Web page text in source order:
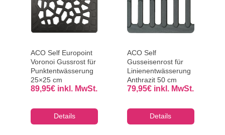
ACO Self Europoint
Voronoi Gussrost für
Punktentwässerung
25×25 cm
89,95€ inkl. MwSt.
Details
ACO Self
Gusseisenrost für
Linienentwässerung
Anthrazit 50 cm
79,95€ inkl. MwSt.
Details